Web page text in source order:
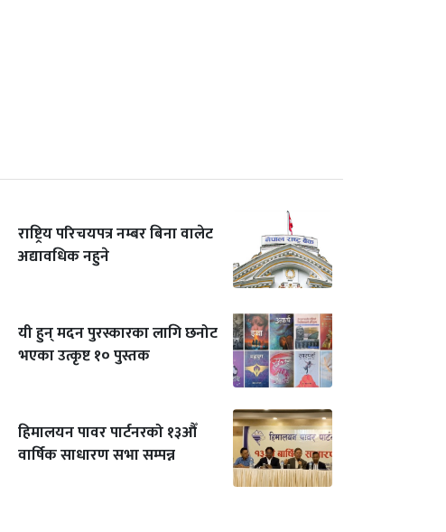
राष्ट्रिय परिचयपत्र नम्बर बिना वालेट
अद्यावधिक नहुने
यी हुन् मदन पुरस्कारका लागि छनोट
भएका उत्कृष्ट १० पुस्तक
हिमालयन पावर पार्टनरको १३औँ
वार्षिक साधारण सभा सम्पन्न